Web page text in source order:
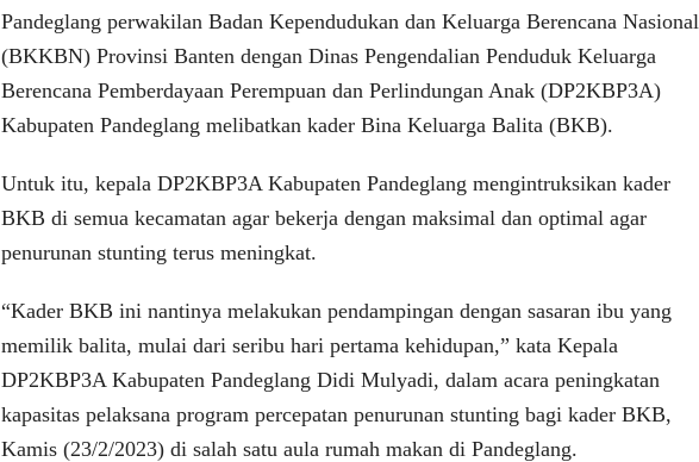
Pandeglang perwakilan Badan Kependudukan dan Keluarga Berencana Nasional
(BKKBN) Provinsi Banten dengan Dinas Pengendalian Penduduk Keluarga
Berencana Pemberdayaan Perempuan dan Perlindungan Anak (DP2KBP3A)
Kabupaten Pandeglang melibatkan kader Bina Keluarga Balita (BKB).
Untuk itu, kepala DP2KBP3A Kabupaten Pandeglang mengintruksikan kader
BKB di semua kecamatan agar bekerja dengan maksimal dan optimal agar
penurunan stunting terus meningkat.
“Kader BKB ini nantinya melakukan pendampingan dengan sasaran ibu yang
memilik balita, mulai dari seribu hari pertama kehidupan,” kata Kepala
DP2KBP3A Kabupaten Pandeglang Didi Mulyadi, dalam acara peningkatan
kapasitas pelaksana program percepatan penurunan stunting bagi kader BKB,
Kamis (23/2/2023) di salah satu aula rumah makan di Pandeglang.